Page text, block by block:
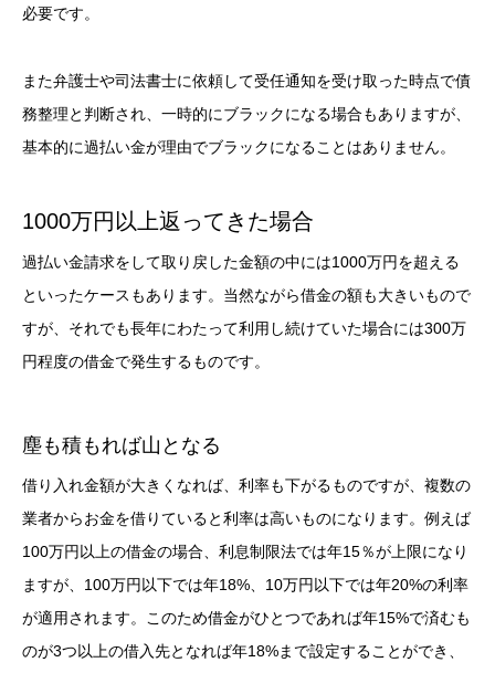
必要です。
また弁護士や司法書士に依頼して受任通知を受け取った時点で債
務整理と判断され、一時的にブラックになる場合もありますが、
基本的に過払い金が理由でブラックになることはありません。
1000万円以上返ってきた場合
過払い金請求をして取り戻した金額の中には1000万円を超える
といったケースもあります。当然ながら借金の額も大きいもので
すが、それでも長年にわたって利用し続けていた場合には300万
円程度の借金で発生するものです。
塵も積もれば山となる
借り入れ金額が大きくなれば、利率も下がるものですが、複数の
業者からお金を借りていると利率は高いものになります。例えば
100万円以上の借金の場合、利息制限法では年15％が上限になり
ますが、100万円以下では年18%、10万円以下では年20%の利率
が適用されます。このため借金がひとつであれば年15%で済むも
のが3つ以上の借入先となれば年18%まで設定することができ、